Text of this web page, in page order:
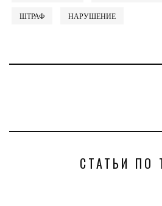
ШТРАФ НАРУШЕНИЕ
СТАТЬИ ПО